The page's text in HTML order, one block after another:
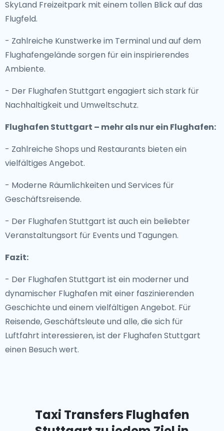
SkyLand Freizeitpark mit einem tollen Blick auf das
Flugfeld.
- Zahlreiche Kunstwerke im Terminal und auf dem
Flughafengelände sorgen für ein inspirierendes
Ambiente.
- Der Flughafen Stuttgart engagiert sich stark für
Nachhaltigkeit und Umweltschutz.
Flughafen Stuttgart – mehr als nur ein Flughafen:
- Zahlreiche Shops und Restaurants bieten ein
vielfältiges Angebot.
- Moderne Räumlichkeiten und Services für
Geschäftsreisende.
- Der Flughafen Stuttgart ist auch ein beliebter
Veranstaltungsort für Events und Tagungen.
Fazit:
- Der Flughafen Stuttgart ist ein moderner und
dynamischer Flughafen mit einer faszinierenden
Geschichte und einem vielfältigen Angebot. Für
Reisende, Geschäftsleute und alle, die sich für
Luftfahrt interessieren, ist der Flughafen Stuttgart
einen Besuch wert.
Taxi Transfers Flughafen